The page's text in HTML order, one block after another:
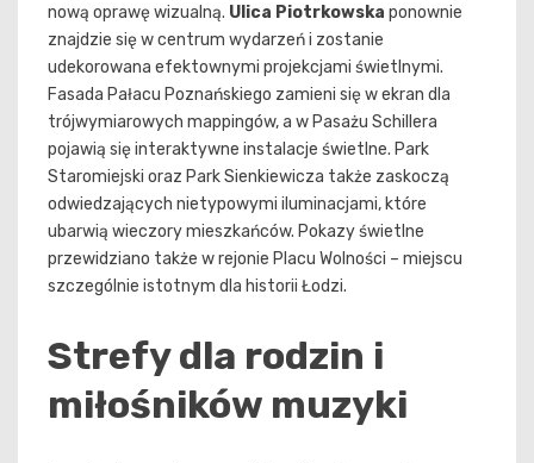
nową oprawę wizualną. Ulica Piotrkowska ponownie
znajdzie się w centrum wydarzeń i zostanie
udekorowana efektownymi projekcjami świetlnymi.
Fasada Pałacu Poznańskiego zamieni się w ekran dla
trójwymiarowych mappingów, a w Pasażu Schillera
pojawią się interaktywne instalacje świetlne. Park
Staromiejski oraz Park Sienkiewicza także zaskoczą
odwiedzających nietypowymi iluminacjami, które
ubarwią wieczory mieszkańców. Pokazy świetlne
przewidziano także w rejonie Placu Wolności – miejscu
szczególnie istotnym dla historii Łodzi.
Strefy dla rodzin i
miłośników muzyki